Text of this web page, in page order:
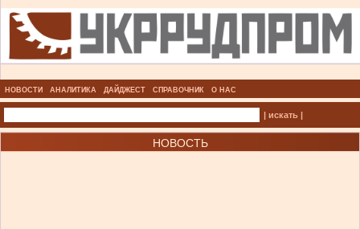
НОВОСТИ АНАЛИТИКА ДАЙДЖЕСТ СПРАВОЧНИК О НАС
| искать |
НОВОСТЬ